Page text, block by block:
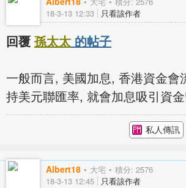
18-3-13 12:33 只看該作者
回覆 孫太太 的帖子
一般而言, 美國加息, 香港資金會
持美元聯匯率, 就會加息吸引資金
私人傳訊
Albert18 大宅 積分: 2576
18-3-13 12:45 只看該作者